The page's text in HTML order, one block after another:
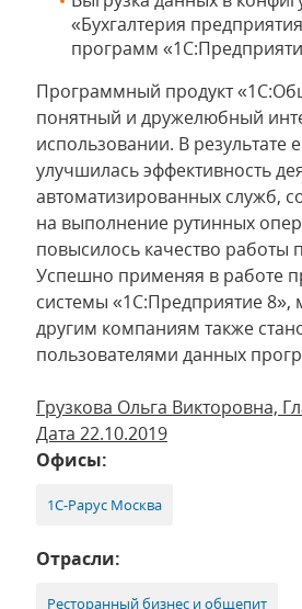
«Бухгалтерия
программ
Программный продукт
понятный и дружелюбный
использовании. В результате
улучшилась эффективность
автоматизированных служб,
на выполнение рутинных
повысилось качество работы
Успешно применяя в работе
системы «1С:Предприятие
другим компаниям также
пользователями данных
Грузкова Ольга Викторовна,
Дата 22.10.2019
Офисы:
1С-Рарус Москва
Отрасли:
Ресторанный бизнес и общепит